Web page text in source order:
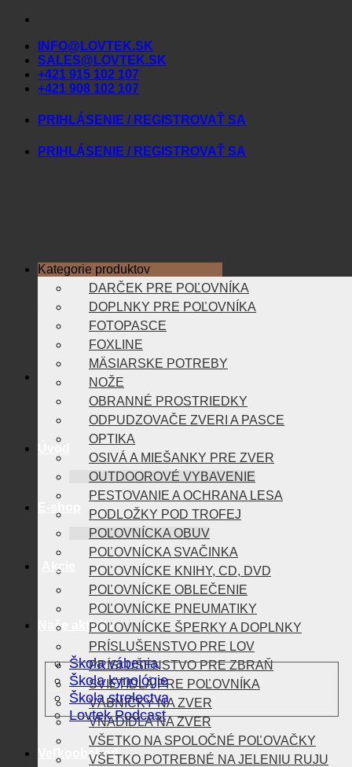
Skip
contentINFO@LOVTEK.SK
SALES@LOVTEK.SK
+421 915 102 107
+421 908 102 107
PRIHLÁSENIE / REGISTROVAŤ SA
PRIHLÁSENIE / REGISTROVAŤ SA
Akcie
Naše aktivity
Škola vábenia
Škola kynológie
Škola strelectva
Lovtek Podcast
Veľkoobchod
Kategorie produktov
DARČEK PRE POĽOVNÍKA
DOPLNKY PRE POĽOVNÍKA
FOTOPASCE
FOXLINE
MÄSIARSKE POTREBY
NOŽE
OBRANNÉ PROSTRIEDKY
ODPUDZOVAČE ZVERI A PASCE
OPTIKA
OSIVÁ A MIEŠANKY PRE ZVER
OUTDOOROVÉ VYBAVENIE
PESTOVANIE A OCHRANA LESA
PODLOŽKY POD TROFEJ
POĽOVNÍCKA OBUV
POĽOVNÍCKA SVAČINKA
POĽOVNÍCKE KNIHY, CD, DVD
POĽOVNÍCKE OBLEČENIE
POĽOVNÍCKE PNEUMATIKY
POĽOVNÍCKE ŠPERKY A DOPLNKY
PRÍSLUŠENSTVO PRE LOV
PRÍSLUŠENSTVO PRE ZBRAŇ
SVIETIDLÁ PRE POĽOVNÍKA
VÁBNIČKY NA ZVER
VNADIDLÁ NA ZVER
VŠETKO NA SPOLOČNÉ POĽOVAČKY
VŠETKO POTREBNÉ NA JELENIU RUJU